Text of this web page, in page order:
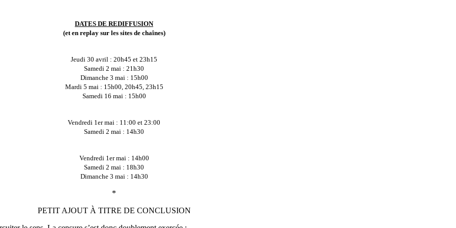
DATES DE REDIFFUSION
(et en replay sur les sites de chaînes)
Jeudi 30 avril : 20h45 et 23h15
Samedi 2 mai : 21h30
Dimanche 3 mai : 15h00
Mardi 5 mai : 15h00, 20h45, 23h15
Samedi 16 mai : 15h00
Vendredi 1er mai : 11:00 et 23:00
Samedi 2 mai : 14h30
Vendredi 1er mai : 14h00
Samedi 2 mai : 18h30
Dimanche 3 mai : 14h30
*
PETIT AJOUT À TITRE DE CONCLUSION